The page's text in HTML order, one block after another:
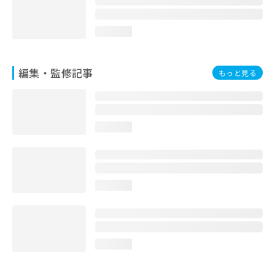
編集・監修記事 もっと見る